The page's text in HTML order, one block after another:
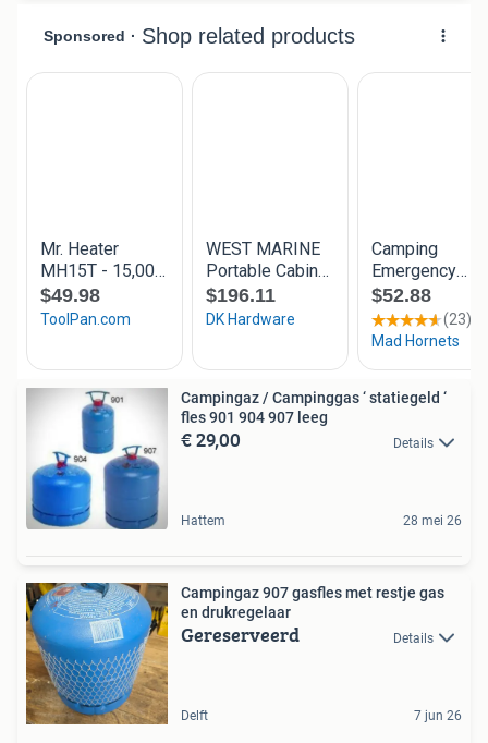
Campingaz / Campinggas ‘ statiegeld ‘
fles 901 904 907 leeg
€ 29,00 Details
Hattem 28 mei 26
Campingaz 907 gasfles met restje gas
en drukregelaar
Gereserveerd Details
Delft 7 jun 26